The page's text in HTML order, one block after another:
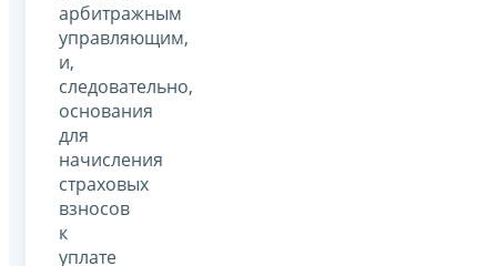
арбитражным
управляющим,
и,
следовательно,
основания
для
начисления
страховых
взносов
к
уплате